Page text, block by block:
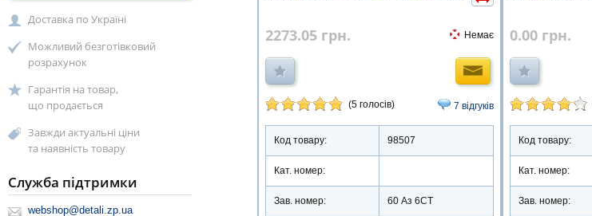
2273.05 грн. Немає
(5 голосів) 7 відгуків
Код товару: 98507
Кат. номер:
Зав. номер: 60 Аз 6СТ
0.00 грн.
Код товару:
Кат. номер:
Зав. номер:
Доставка по Україні
Можливий безготівковий
розрахунок
Гарантія на товар,
що продається
Завжди актуальні ціни
та наявність товару
Служба підтримки
webshop@detali.zp.ua